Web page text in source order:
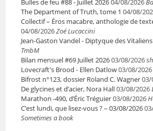
Bulles de feu #88 - Juillet 202604/08/2026
The Department of Truth, tome 1 04/08/
Collectif – Éros macabre, anthologie de
04/08/2026Zoé Lucaccini
Jean-Gaston Vandel - Diptyque des Vitaliens
TmbM
Bilan mensuel #69 Juillet 202603/08/2026
Lovecraft's Brood - Ellen Datlow03/08/2026
Bifrost n°123, dossier Roland C. Wagner03/
De glycines et d’acier, Nora Hall03/08/2026
Marathon -490, d’Éric Tréguier03/08/2026
C’est lundi, que lisez-vous ? – 03/08/2026
Sometimes a book